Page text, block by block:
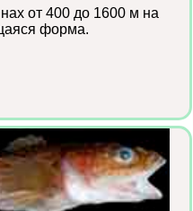
от 400 до 1600 м на
форма.